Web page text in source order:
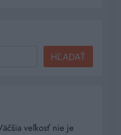
HĽADAŤ
veľkosť nie je